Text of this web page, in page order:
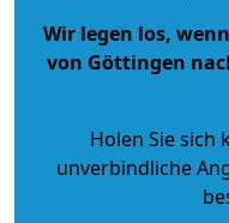
Wir legen los,
von Göttingen
Holen Sie sich
unverbindliche